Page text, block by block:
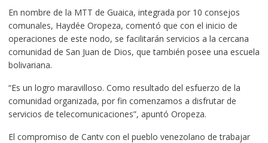
En nombre de la MTT de Guaica, integrada por 10 consejos
comunales, Haydée Oropeza, comentó que con el inicio de
operaciones de este nodo, se facilitarán servicios a la cercana
comunidad de San Juan de Dios, que también posee una escuela
bolivariana.
“Es un logro maravilloso. Como resultado del esfuerzo de la
comunidad organizada, por fin comenzamos a disfrutar de
servicios de telecomunicaciones”, apuntó Oropeza.
El compromiso de Cantv con el pueblo venezolano de trabajar